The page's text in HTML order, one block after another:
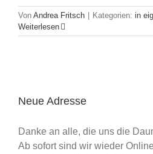
Von Andrea Fritsch Kategorien: in
Weiterlesen
Neue Adresse
Danke an alle, die uns die
Ab sofort sind wir wieder